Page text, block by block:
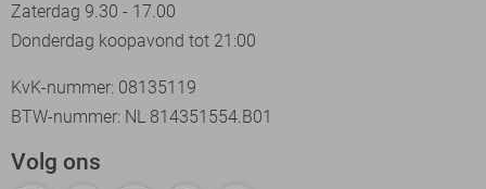
Zaterdag 9.30 - 17.00
Donderdag koopavond tot 21:00
KvK-nummer: 08135119
BTW-nummer: NL 814351554.B01
Volg ons